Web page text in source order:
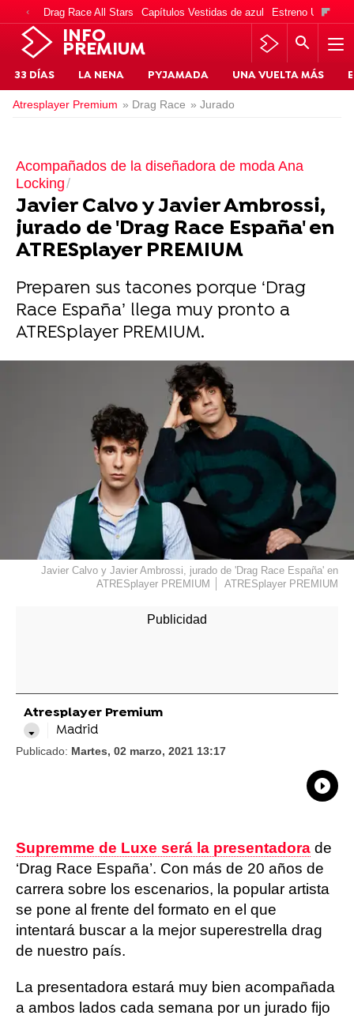
Drag Race All Stars Capítulos Vestidas de azul Estreno Una
INFO
PREMIUM
33 DÍAS LA NENA PYJAMADA UNA VUELTA MÁS
Atresplayer Premium » Drag Race » Jurado
Acompañados de la diseñadora de moda Ana
Locking
Javier Calvo y Javier Ambrossi,
jurado de 'Drag Race España' en
ATRESplayer PREMIUM
Preparen sus tacones porque ‘Drag
Race España’ llega muy pronto a
ATRESplayer PREMIUM.
Javier Calvo y Javier Ambrossi, jurado de 'Drag Race España' en
ATRESplayer PREMIUM
ATRESplayer PREMIUM
Atresplayer Premium
Madrid
Publicado: Martes, 02 marzo, 2021 13:17
Supremme de Luxe será la presentadora de
‘Drag Race España’. Con más de 20 años de
carrera sobre los escenarios, la popular artista
se pone al frente del formato en el que
intentará buscar a la mejor superestrella drag
de nuestro país.
La presentadora estará muy bien acompañada
a ambos lados cada semana por un jurado fijo